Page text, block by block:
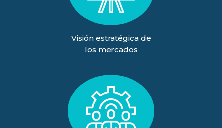
Visión estratégica de
los mercados